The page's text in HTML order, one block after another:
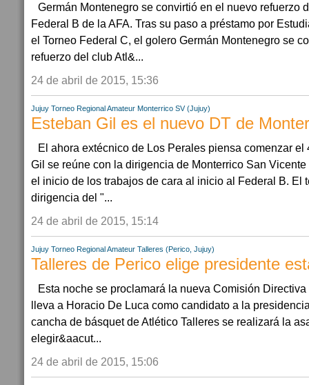
Germán Montenegro se convirtió en el nuevo refuerzo
Federal B de la AFA. Tras su paso a préstamo por
el Torneo Federal C, el golero Germán Montenegro se
refuerzo del club Atl&...
24 de abril de 2015, 15:36
Jujuy Torneo Regional Amateur Monterrico SV (Jujuy)
Esteban Gil es el nuevo DT de
El ahora extécnico de Los Perales piensa comenzar el
Gil se reúne con la dirigencia de Monterrico San
el inicio de los trabajos de cara al inicio al Federal B. El
dirigencia del "...
24 de abril de 2015, 15:14
Jujuy Torneo Regional Amateur Talleres (Perico, Jujuy)
Talleres de Perico elige presidente
Esta noche se proclamará la nueva Comisión
lleva a Horacio De Luca como candidato a la
cancha de básquet de Atlético Talleres se realizará la
elegir&aacut...
24 de abril de 2015, 15:06